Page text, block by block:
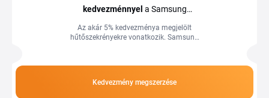
kedvezménnyel a Samsung
webáruházban
Az akár 5% kedvezménya megjelölt
hűtőszekrényekre vonatkozik. Samsung
Kedvezmény megszerzése